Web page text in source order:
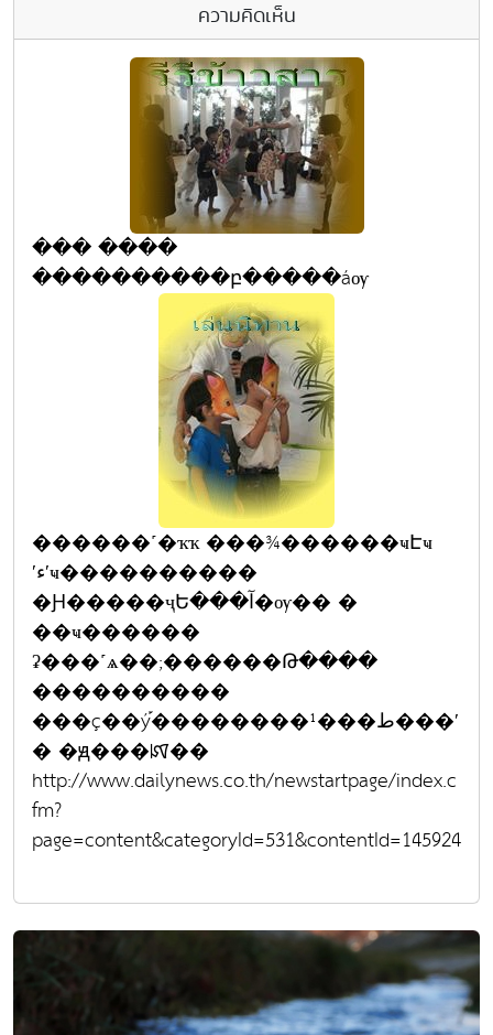
ความคิดเห็น
��� ����
����������բ�����áѹ
������˹�ҡҡ ���¾������ҹԷҹ
ʹءʹҹ����������
�Ԩ�����ҷԵ���آ�ѹ�� �
��ҹ������
ʡ���˹ѧ��;������Թ����
����������
���ç��ý֡��������¹���ط���ʹ
� �ԭ���ꡤ��
http://www.dailynews.co.th/newstartpage/index.c
fm?
page=content&categoryId=531&contentId=145924